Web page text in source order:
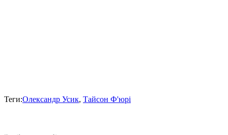
Теги:Олександр Усик, Тайсон Ф'юрі